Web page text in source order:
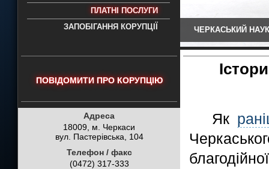
науково-дослідний експертно-
- проведення всих видів судових
експертиз
ПЛАТНІ ПОСЛУГИ
ЗАПОБІГАННЯ КОРУПЦІЇ
ЧЕРКАСЬКИЙ
ПОВІДОМИТИ ПРО КОРУПЦІЮ
Адреса
18009, м. Черкаси
вул. Пастерівська, 104
Телефон / факс
(0472) 317-333
Як